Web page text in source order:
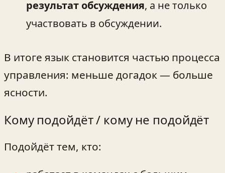
результат обсуждения, а не только
участвовать в обсуждении.
В итоге язык становится частью процесса
управления: меньше догадок — больше
ясности.
Кому подойдёт / кому не подойдёт
Подойдёт тем, кто: